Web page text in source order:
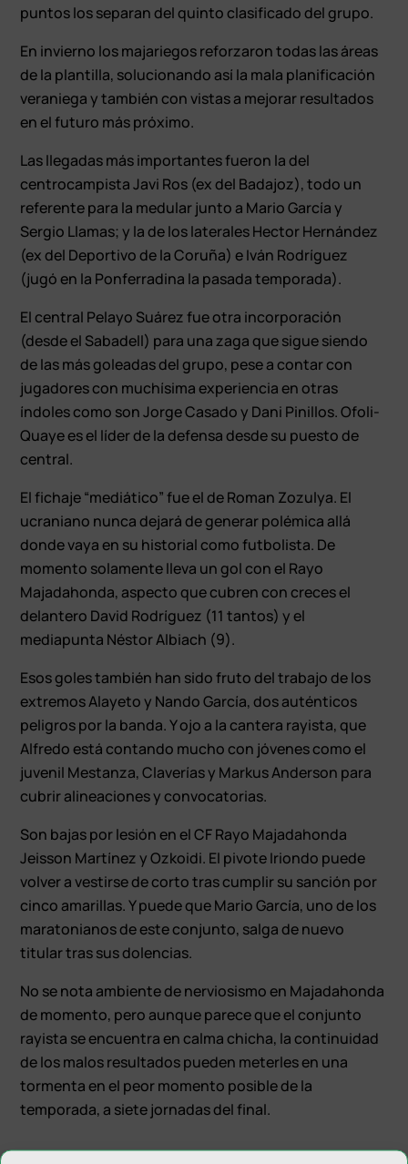
puntos los separan del quinto clasificado del grupo.
En invierno los majariegos reforzaron todas las áreas
de la plantilla, solucionando así la mala planificación
veraniega y también con vistas a mejorar resultados
en el futuro más próximo.
Las llegadas más importantes fueron la del
centrocampista Javi Ros (ex del Badajoz), todo un
referente para la medular junto a Mario García y
Sergio Llamas; y la de los laterales Hector Hernández
(ex del Deportivo de la Coruña) e Iván Rodríguez
(jugó en la Ponferradina la pasada temporada).
El central Pelayo Suárez fue otra incorporación
(desde el Sabadell) para una zaga que sigue siendo
de las más goleadas del grupo, pese a contar con
jugadores con muchísima experiencia en otras
índoles como son Jorge Casado y Dani Pinillos. Ofoli-
Quaye es el líder de la defensa desde su puesto de
central.
El fichaje “mediático” fue el de Roman Zozulya. El
ucraniano nunca dejará de generar polémica allá
donde vaya en su historial como futbolista. De
momento solamente lleva un gol con el Rayo
Majadahonda, aspecto que cubren con creces el
delantero David Rodríguez (11 tantos) y el
mediapunta Néstor Albiach (9).
Esos goles también han sido fruto del trabajo de los
extremos Alayeto y Nando García, dos auténticos
peligros por la banda. Y ojo a la cantera rayista, que
Alfredo está contando mucho con jóvenes como el
juvenil Mestanza, Claverías y Markus Anderson para
cubrir alineaciones y convocatorias.
Son bajas por lesión en el CF Rayo Majadahonda
Jeisson Martínez y Ozkoidi. El pivote Iriondo puede
volver a vestirse de corto tras cumplir su sanción por
cinco amarillas. Y puede que Mario García, uno de los
maratonianos de este conjunto, salga de nuevo
titular tras sus dolencias.
No se nota ambiente de nerviosismo en Majadahonda
de momento, pero aunque parece que el conjunto
rayista se encuentra en calma chicha, la continuidad
de los malos resultados pueden meterles en una
tormenta en el peor momento posible de la
temporada, a siete jornadas del final.